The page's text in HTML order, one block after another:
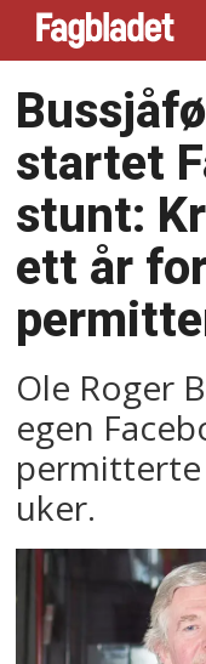
startet
stunt:
ett år
Ole Roger
egen
permitterte
uker.